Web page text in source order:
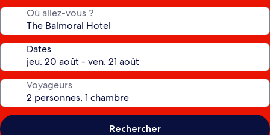
Où allez-vous ?
Dates
Voyageurs
Rechercher